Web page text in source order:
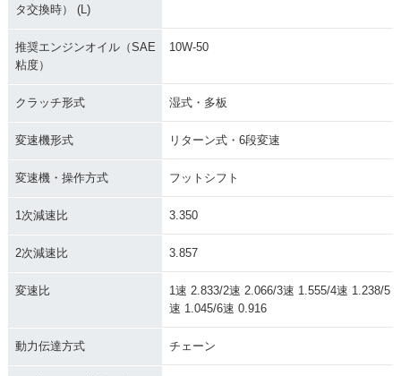
タ交換時） (L)
推奨エンジンオイル（SAE
粘度）
10W-50
クラッチ形式 湿式・多板
変速機形式 リターン式・6段変速
変速機・操作方式 フットシフト
1次減速比 3.350
2次減速比 3.857
変速比
1速 2.833/2速 2.066/3速 1.555/4速 1.238/5
速 1.045/6速 0.916
動力伝達方式 チェーン